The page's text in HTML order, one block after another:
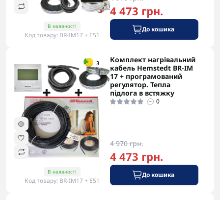
В наявності
Код товару: BR-IM17 + Е51
4 473 грн.
До кошика
3
-5% в корзині
В наявності
Код товару: BR-IM17 + Е51
Комплект нагрівальний
кабель Hemstedt BR-IM
17 + програмований
регулятор. Тепла
підлога в встяжку
0
4 970 грн.
4 473 грн.
До кошика